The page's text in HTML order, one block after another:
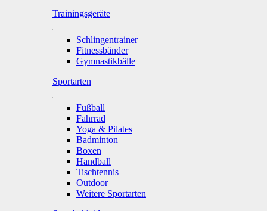
Trainingsgeräte
Schlingentrainer
Fitnessbänder
Gymnastikbälle
Sportarten
Fußball
Fahrrad
Yoga & Pilates
Badminton
Boxen
Handball
Tischtennis
Outdoor
Weitere Sportarten